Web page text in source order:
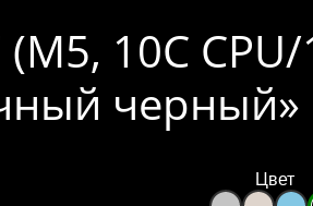
10C CPU/
черный»
Цвет